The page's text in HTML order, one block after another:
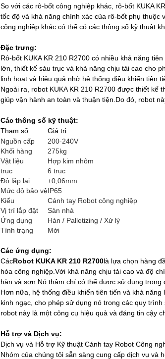
So với các rô-bốt công nghiệp khác, rô-bốt KUKA
tốc độ và khả năng chính xác của rô-bốt phụ
công nghiệp khác có thể có các thông số kỹ thuật
Đặc trưng:
Rô-bốt KUKA KR 210 R2700 có nhiều khả năng
lớn, thiết kế sáu trục và khả năng chịu tải cao cho
linh hoạt và hiệu quả nhờ hệ thống điều khiển tiên
Ngoài ra, robot KUKA KR 210 R2700 được thiết
giúp vận hành an toàn và thuận tiện.Do đó, robot
Các thông số kỹ thuật:
Tham số
Giá trị
Nguồn cấp
200-240V
Khối hàng
275kg
Vật liệu
Hợp kim nhôm
trục
6 trục
Độ lặp lại
±0,06mm
Mức độ bảo vệIP65
Kiểu
Cánh tay Robot công nghiệp
Vị trí lắp đặt
Sàn nhà
Ứng dụng
Hàn / Palletizing / Xử lý
Tình trạng
Mới
Các ứng dụng:
CácRobot KUKA KR 210 R2700là lựa chọn hàng
hóa công nghiệp.Với khả năng chịu tải cao và độ
hàn và sơn.Nó thậm chí có thể được sử dụng
Hơn nữa, hệ thống điều khiển tiên tiến và khả
kinh ngạc, cho phép sử dụng nó trong các quy
robot này là một công cụ hiệu quả và đáng tin cậy
Hỗ trợ và Dịch vụ:
Dịch vụ và Hỗ trợ Kỹ thuật Cánh tay Robot Công
Nhóm của chúng tôi sẵn sàng cung cấp dịch vụ và